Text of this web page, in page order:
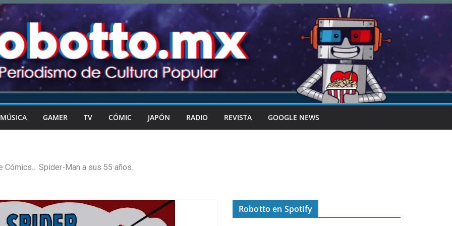
MÚSICA GAMER TV CÓMIC JAPÓN RADIO REVISTA GOOGLE NEWS
Cómics… Spider-Man a sus 55 años.
Robotto en Spotify